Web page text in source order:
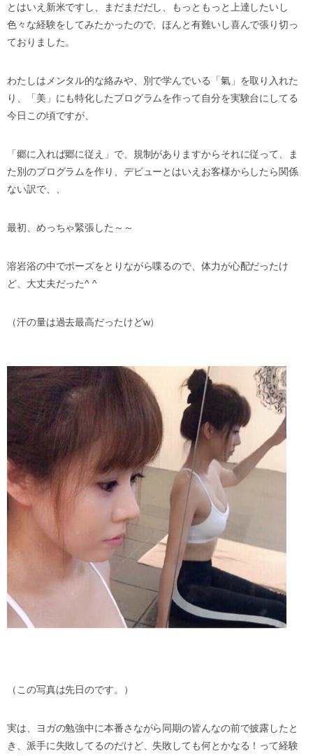
とはいえ新米ですし、まだまだだし、もっともっと上達したいし
色々な経験をしてみたかったので、ほんと有難いし喜んで張り切っ
ておりました。
わたしはメンタル的な絡みや、別で学んでいる「氣」を取り入れた
り、「美」にも特化したプログラムを作って自分を実験台にしてる
今日この頃ですが、
「郷に入れば郷に従え」で、規制がありますからそれに従って、ま
た別のプログラムを作り、デビューとはいえお客様からしたら関係
ない訳で、、
最初、めっちゃ緊張した～～
溶岩浴の中でポーズをとりながら喋るので、体力が心配だったけ
ど、大丈夫だった^ ^
（汗の量は過去最高だったけどw）
（この写真は先日のです。）
実は、ヨガの勉強中に本番さながら同期の皆んなの前で披露したと
き、派手に失敗してるのだけど、失敗しても何とかなる！って経験